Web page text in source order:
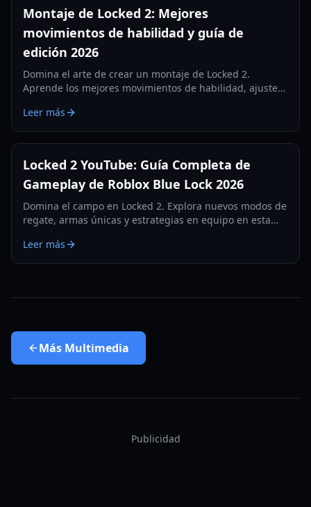
Montaje de Locked 2: Mejores
movimientos de habilidad y guía de
edición 2026
Domina el arte de crear un montaje de Locked 2.
Aprende los mejores movimientos de habilidad, ajustes
en 2026.
Leer más
Locked 2 YouTube: Guía Completa de
Gameplay de Roblox Blue Lock 2026
Domina el campo en Locked 2. Explora nuevos modos de
regate, armas únicas y estrategias en equipo en esta
2026.
Leer más
Más Multimedia
Publicidad